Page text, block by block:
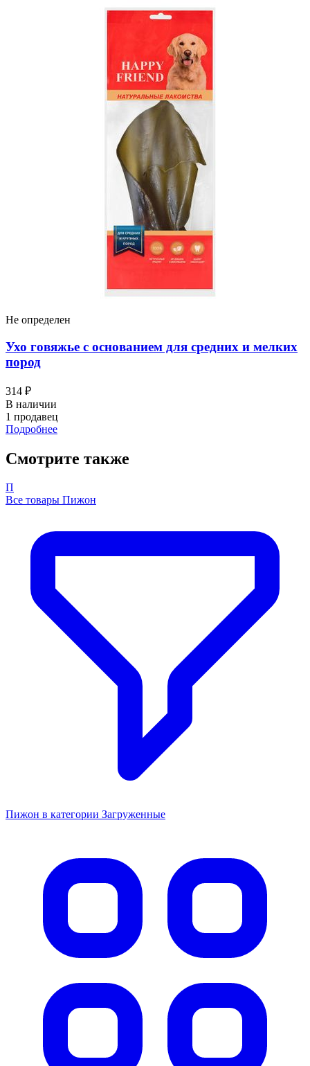
Не определен
Ухо говяжье с основанием для средних и мелких
пород
314 ₽
В наличии
1 продавец
Подробнее
Смотрите также
П
Все товары Пижон
Пижон в категории Загруженные